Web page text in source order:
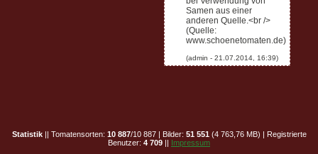
Samen aus einer
anderen Quelle.<br />
(Quelle:
www.schoenetomaten.de)
Statistik|| Tomatensorten: 10 887/10 887 | Bilder: 51 551 (4 763,76 MB) | Registrierte
Benutzer: 4 709 || Impressum